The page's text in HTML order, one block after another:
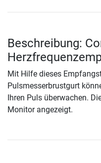
Beschreibung:
Mit Hilfe dieses
Pulsmesserbrustgurt
Ihren Puls überwachen.
Monitor angezeigt.